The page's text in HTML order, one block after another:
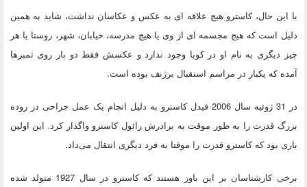
با این حال، کاسترو هیچ علاقه ای به عکس و عکاسان نداشت، شاید به همین
دلیل است که هیچ مجسمه ای از وی یا هیچ مدرسه، خیابان، شهر، روستا یا هر
چیز دیگری به نام او در کوبا وجود ندارد و عکسش فقط دو بار روی تمبرها
آمده که یکبار در مراسم استقبال برژنف بوده است.
در 31 ژوئیه سال 2006 فیدل کاسترو به دلیل انجام یک عمل جراحی در روده
بزرگ قدرت را به طور موقت به برادرش رائول کاسترو واگذار کرد. این اولین
باری بود که کاسترو قدرت را موقتا به فرد دیگری انتقال می‌داد.
برخی کارشناسان بر این باور هستند که کاسترو در سال 1927 متولد شده